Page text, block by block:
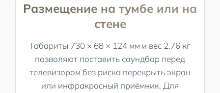
Размещение на тумбе или на
стене
Габариты 730 × 68 × 124 мм и вес 2.76 кг
позволяют поставить саундбар перед
телевизором без риска перекрыть экран
или инфракрасный приёмник. Для